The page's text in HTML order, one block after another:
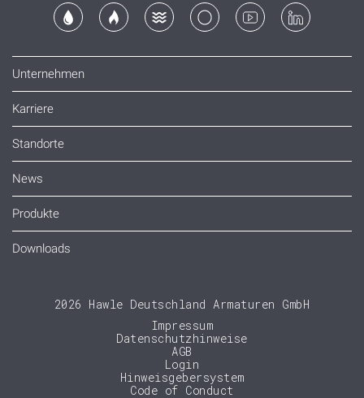
Unternehmen
Karriere
Standorte
News
Produkte
Downloads
2026 Hawle Deutschland Armaturen GmbH
Impressum
Datenschutzhinweise
AGB
Login
Hinweisgebersystem
Code of Conduct